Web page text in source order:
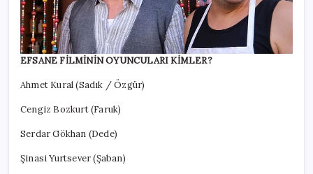
EFSANE FİLMİNİN OYUNCULARI KİMLER?
Ahmet Kural (Sadık / Özgür)
Cengiz Bozkurt (Faruk)
Serdar Gökhan (Dede)
Şinasi Yurtsever (Şaban)